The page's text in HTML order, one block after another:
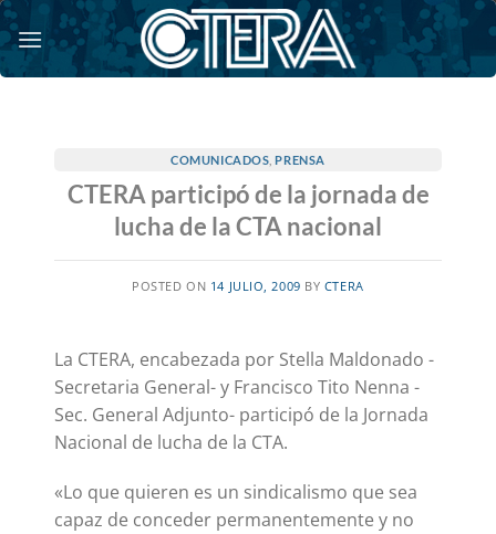
Saltar
al
contenido
COMUNICADOS ,PRENSA
CTERA participó de la jornada de
lucha de la CTA nacional
POSTED ON 14 JULIO, 2009 BY CTERA
La CTERA, encabezada por Stella Maldonado -
Secretaria General- y Francisco Tito Nenna -
Sec. General Adjunto- participó de la Jornada
Nacional de lucha de la CTA.
«Lo que quieren es un sindicalismo que sea
capaz de conceder permanentemente y no